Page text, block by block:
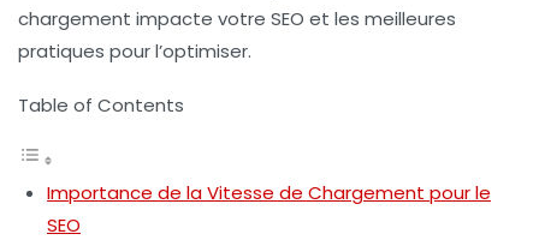
chargement impacte votre SEO et les meilleures
pratiques pour l’optimiser.
Table of Contents
Importance de la Vitesse de Chargement pour le
SEO